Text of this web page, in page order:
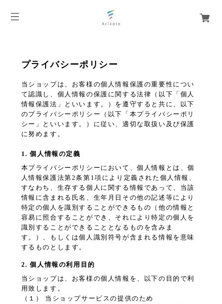
プライバシーポリシー
当ショップは、お客様の個人情報保護の重要性につい
て認識し、個人情報の保護に関する法律（以下「個人
情報保護法」といいます。）を遵守すると共に、以下
のプライバシーポリシー（以下「本プライバシーポリ
シー」といいます。）に従い、適切な取扱い及び保護
に努めます。
1. 個人情報の定義
本プライバシーポリシーにおいて、個人情報とは、個
人情報保護法第2条第1項により定義された個人情報、
すなわち、生存する個人に関する情報であって、当該
情報に含まれる氏名、生年月日その他の記述等により
特定の個人を識別することができるもの（他の情報と
容易に照合することができ、それにより特定の個人を
識別することができることとなるものを含みま
す。）、もしくは個人識別符号が含まれる情報を意味
するものとします。
2. 個人情報の利用目的
当ショップは、お客様の個人情報を、以下の目的で利
用致します。
（１） 当ショップサービスの提供のため